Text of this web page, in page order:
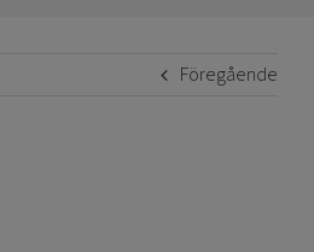
Föregående